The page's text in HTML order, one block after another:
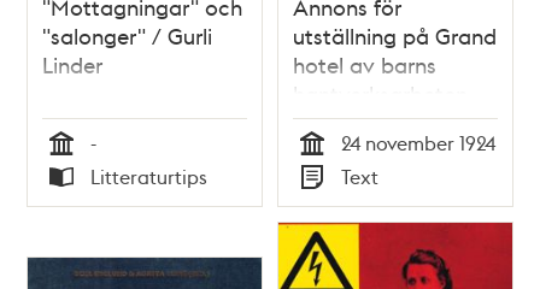
"Mottagningar" och
"salonger" / Gurli
Linder
Tid
-
Typ
Litteraturtips
Annons för
utställning på Grand
hotel av barns
hantverksarbeten
från arbetsstugor -
1924
Tid
24 november 1924
Typ
Text